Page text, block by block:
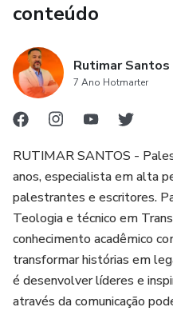
a compra. Por isso, o prazo
excedentes, contribuindo
sustentável e alinhada com
conteúdo
Rutimar
7 Ano Hotmarter
RUTIMAR SANTOS -
anos, especialista em alta
palestrantes e escritores.
Teologia e técnico em
conhecimento acadêmico
transformar histórias em
é desenvolver líderes e
através da comunicação